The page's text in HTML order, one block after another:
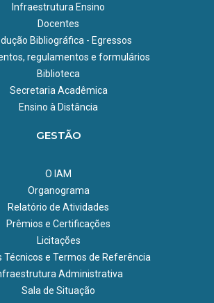
Infraestrutura Ensino
Docentes
Bibliográfica - Egressos
regulamentos e formulários
Biblioteca
Secretaria Acadêmica
Ensino à Distância
GESTÃO
O IAM
Organograma
Relatório de Atividades
Prêmios e Certificações
Licitações
Técnicos e Termos de Referência
Administrativa
Sala de Situação